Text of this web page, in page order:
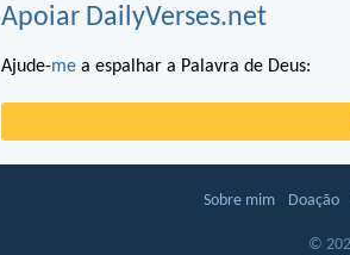
Apoiar DailyVerses.net
Ajude-me a espalhar a Palavra de Deus:
Sobre mim Doação
©